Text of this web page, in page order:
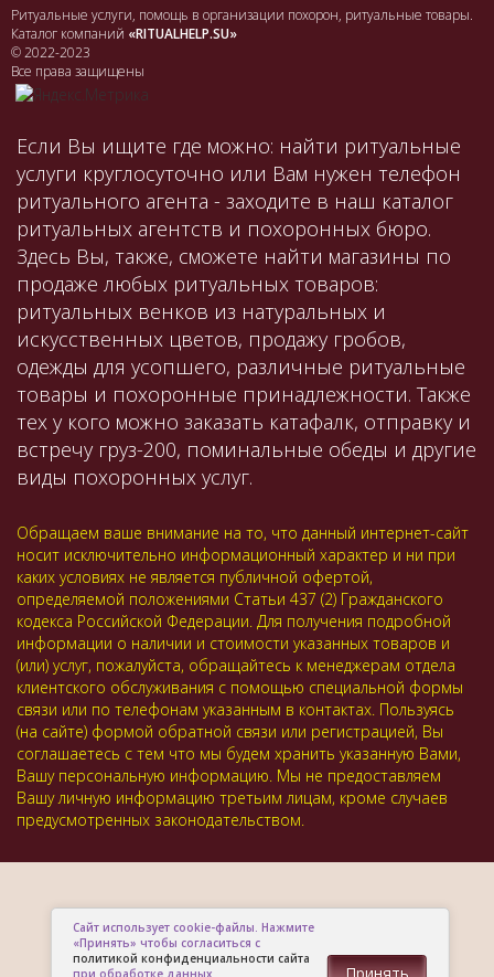
Ритуальные услуги, помощь в организации похорон, ритуальные товары.
Каталог компаний «RITUALHELP.SU»
© 2022-2023
Все права защищены
Если Вы ищите где можно: найти ритуальные
услуги круглосуточно или Вам нужен телефон
ритуального агента - заходите в наш каталог
ритуальных агентств и похоронных бюро.
Здесь Вы, также, сможете найти магазины по
продаже любых ритуальных товаров:
ритуальных венков из натуральных и
искусственных цветов, продажу гробов,
одежды для усопшего, различные ритуальные
товары и похоронные принадлежности. Также
тех у кого можно заказать катафалк, отправку и
встречу груз-200, поминальные обеды и другие
виды похоронных услуг.
Обращаем ваше внимание на то, что данный интернет-сайт
носит исключительно информационный характер и ни при
каких условиях не является публичной офертой,
определяемой положениями Статьи 437 (2) Гражданского
кодекса Российской Федерации. Для получения подробной
информации о наличии и стоимости указанных товаров и
(или) услуг, пожалуйста, обращайтесь к менеджерам отдела
клиентского обслуживания с помощью специальной формы
связи или по телефонам указанным в контактах. Пользуясь
(на сайте) формой обратной связи или регистрацией, Вы
соглашаетесь с тем что мы будем хранить указанную Вами,
Вашу персональную информацию. Мы не предоставляем
Вашу личную информацию третьим лицам, кроме случаев
предусмотренных законодательством.
Сайт использует cookie-файлы. Нажмите
«Принять» чтобы согласиться с
политикой конфиденциальности сайта
при обработке данных.